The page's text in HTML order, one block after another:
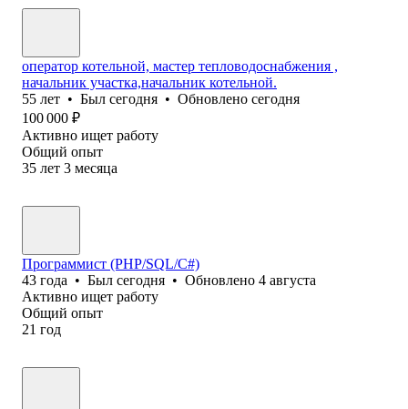
оператор котельной, мастер тепловодоснабжения ,
начальник участка,начальник котельной.
55 лет • Был сегодня • Обновлено сегодня
100 000 ₽
Активно ищет работу
Общий опыт
35 лет 3 месяца
Программист (PHP/SQL/C#)
43 года • Был сегодня • Обновлено 4 августа
Активно ищет работу
Общий опыт
21 год